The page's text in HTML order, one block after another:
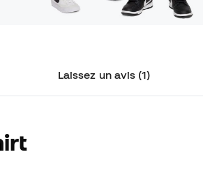
Laissez un avis (1)